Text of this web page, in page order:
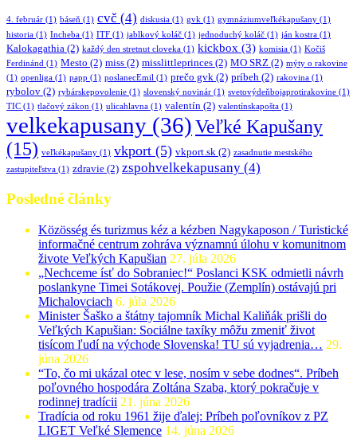
4. február (1) báseň (1) cvč (4) diskusia (1) gvk (1) gymnáziumveľkékapušany (1)
historia (1) Incheba (1) ITF (1) jablkový koláč (1) jednoduchý koláč (1) ján kostra (1)
Kalokagathia (2) každý den stretnut cloveka (1) kickbox (3) komisia (1) Kočiš
Ferdinánd (1) Mesto (2) miss (2) misslittleprinces (2) MO SRZ (2) mýty o rakovine
(1) openliga (1) papp (1) poslanecEmil (1) prečo gvk (2) príbeh (2) rakovina (1)
rybolov (2) rybárskepovolenie (1) slovenský novinár (1) svetovýdeňbojaprotirakovine (1)
TIC (1) tlačový zákon (1) ulicahlavna (1) valentín (2) valentínskapošta (1)
velkekapusany (36)Veľké Kapušany
(15) veľkékapušany (1) vkport (5) vkport.sk (2) zasadnutie mestského
zastupiteľstva (1) zdravie (2) zspohvelkekapusany (4)
Posledné články
Közösség és turizmus kéz a kézben Nagykaposon / Turistické
informačné centrum zohráva významnú úlohu v komunitnom
živote Veľkých Kapušian 27. júla 2026
„Nechceme ísť do Sobraniec!“ Poslanci KSK odmietli návrh
poslankyne Timei Sotákovej. Použie (Zemplín) ostávajú pri
Michalovciach 6. júla 2026
Minister Šaško a štátny tajomník Michal Kaliňák prišli do
Veľkých Kapušian: Sociálne taxíky môžu zmeniť život
tisícom ľudí na východe Slovenska! TU sú vyjadrenia… 29.
júna 2026
“To, čo mi ukázal otec v lese, nosím v sebe dodnes“. Príbeh
poľovného hospodára Zoltána Szaba, ktorý pokračuje v
rodinnej tradícii 21. júna 2026
Tradícia od roku 1961 žije ďalej: Príbeh poľovníkov z PZ
LIGET Veľké Slemence 14. júna 2026